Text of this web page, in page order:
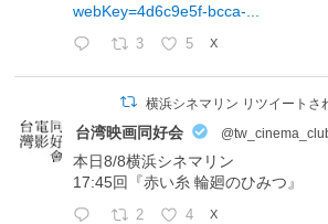
webKey=4d6c9e5f-bcca-...
3 5 X
横浜シネマリン リツイートさ
台湾映画同好会
本日8/8横浜シネマリン
17:45回『赤い糸 輪廻のひみつ』
2 4 X